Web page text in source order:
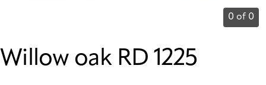
0 of 0
Willow oak RD 1225